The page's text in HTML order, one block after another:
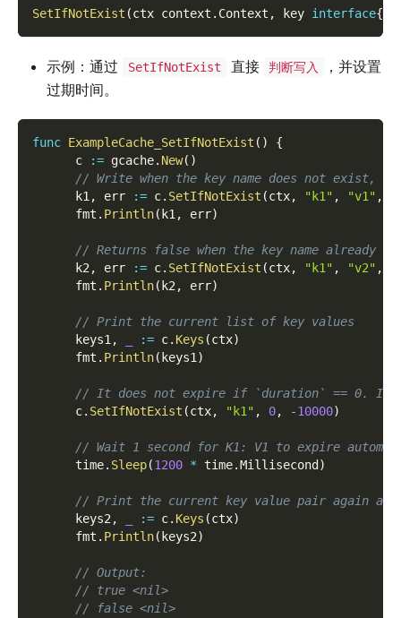
SetIfNotExist (ctx context . Context , key interface{
示例：通过 SetIfNotExist 直接 判断写入
，并设置
过期时间。
func ExampleCache_SetIfNotExist ( )
{
      c
:= gcache. New( )
// Write when the key name does not exist,
      k1
, err := c. SetIfNotExist (ctx, "k1" , "v1" ,
      fmt
. Println( k1 , err)
// Returns false when the key name already
      k2
, err := c. SetIfNotExist (ctx, "k1" , "v2" ,
      fmt
. Println( k2 , err)
// Print the current list of key values
      keys1
, := c. Keys (ctx)
      fmt
. Println( keys1 )
// It does not expire if `duration` == 0. It
      c
. SetIfNotExist (ctx, "k1" , 0, -10000)
// Wait 1 second for K1: V1 to expire
      time
. Sleep(1200 * time.Millisecond )
// Print the current key value pair again
      keys2
, := c. Keys (ctx)
      fmt
. Println( keys2)
// Output:
// true <nil>
// false <nil>